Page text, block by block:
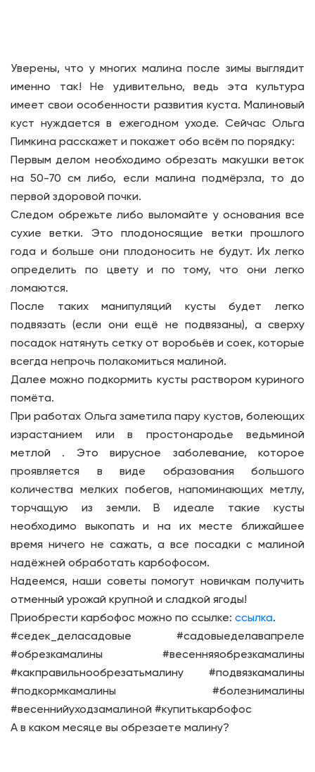
Уверены, что у многих малина после зимы выглядит
именно так! Не удивительно, ведь эта культура
имеет свои особенности развития куста. Малиновый
куст нуждается в ежегодном уходе. Сейчас Ольга
Пимкина расскажет и покажет обо всём по порядку:
Первым делом необходимо обрезать макушки веток
на 50-70 см либо, если малина подмёрзла, то до
первой здоровой почки.
Следом обрежьте либо выломайте у основания все
сухие ветки. Это плодоносящие ветки прошлого
года и больше они плодоносить не будут. Их легко
определить по цвету и по тому, что они легко
ломаются.
После таких манипуляций кусты будет легко
подвязать (если они ещё не подвязаны), а сверху
посадок натянуть сетку от воробьёв и соек, которые
всегда непрочь полакомиться малиной.
Далее можно подкормить кусты раствором куриного
помёта.
При работах Ольга заметила пару кустов, болеющих
израстанием или в простонародье ведьминой
метлой . Это вирусное заболевание, которое
проявляется в виде образования большого
количества мелких побегов, напоминающих метлу,
торчащую из земли. В идеале такие кусты
необходимо выкопать и на их месте ближайшее
время ничего не сажать, а все посадки с малиной
надёжней обработать карбофосом.
Надеемся, наши советы помогут новичкам получить
отменный урожай крупной и сладкой ягоды!
Приобрести карбофос можно по ссылке: ссылка.
#седек_деласадовые #садовыеделавапреле
#обрезкамалины #весенняяобрезкамалины
#какправильнообрезатьмалину #подвязкамалины
#подкормкамалины #болезнималины
#весеннийуходзамалиной #купитькарбофос
А в каком месяце вы обрезаете малину?